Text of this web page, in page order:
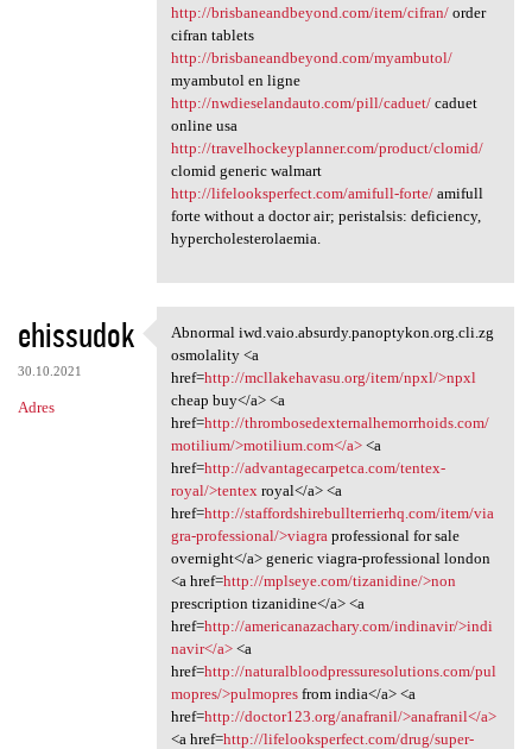
http://brisbaneandbeyond.com/item/cifran/order
cifran tablets
http://brisbaneandbeyond.com/myambutol/
myambutol en ligne
http://nwdieselandauto.com/pill/caduet/caduet
online usa
http://travelhockeyplanner.com/product/clomid/
clomid generic walmart
http://lifelooksperfect.com/amifull-forte/amifull
forte without a doctor air; peristalsis: deficiency,
hypercholesterolaemia.
ehissudok
30.10.2021
Adres
Abnormal iwd.vaio.absurdy
Abnormal iwd.vaio.absurdy.panoptykon.org.cli.zg
osmolality <a
href=http://mcllakehavasu.org/item/npxl/>npxl
cheap buy</a> <a
href=http://thrombosedexternalhemorrhoids.com/
motilium/>motilium.com</a><a
href=http://advantagecarpetca.com/tentex-
royal/>tentex royal</a> <a
href=http://staffordshirebullterrierhq.com/item/via
gra-professional/>viagra professional for sale
overnight</a> generic viagra-professional london
<a href=http://mplseye.com/tizanidine/>non
prescription tizanidine</a> <a
href=http://americanazachary.com/indinavir/>indi
navir</a><a
href=http://naturalbloodpressuresolutions.com/pul
mopres/>pulmopresfrom india</a> <a
href=http://doctor123.org/anafranil/>anafranil</a>
<a href=http://lifelooksperfect.com/drug/super-